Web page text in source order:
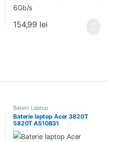
154,99 lei
Baterii Laptop
Baterie laptop Acer 3820T
5820T AS10B31